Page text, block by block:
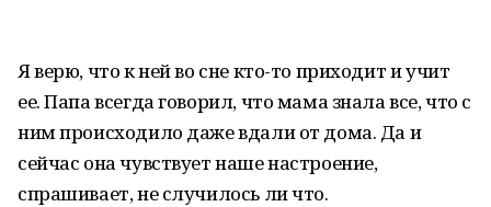
Я верю, что к ней во сне кто-то приходит и учит
ее. Папа всегда говорил, что мама знала все, что с
ним происходило даже вдали от дома. Да и
сейчас она чувствует наше настроение,
спрашивает, не случилось ли что.